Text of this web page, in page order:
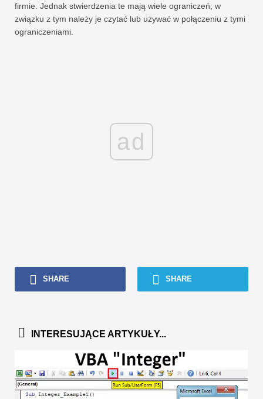
firmie. Jednak stwierdzenia te mają wiele ograniczeń; w
związku z tym należy je czytać lub używać w połączeniu z tymi
ograniczeniami.
ad
SHARE SHARE
INTERESUJĄCE ARTYKUŁY...